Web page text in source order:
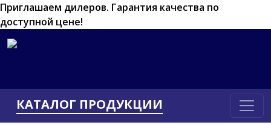
Приглашаем дилеров. Гарантия качества по
доступной цене!
КАТАЛОГ ПРОДУКЦИИ